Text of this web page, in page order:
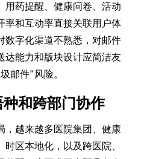
用药提醒、健康问卷、活动
率和互动率直接关联用户体
数字化渠道不熟悉，对邮件
达能力和版块设计应简洁友
邮件”风险。
和跨部门协作
，越来越多医院集团、健康
区本地化，以及跨医院、